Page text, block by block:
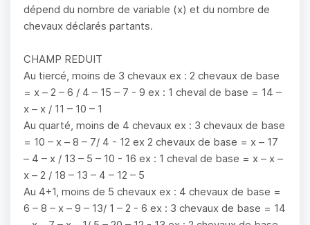
dépend du nombre de variable (x) et du nombre de
chevaux déclarés partants.
CHAMP REDUIT
Au tiercé, moins de 3 chevaux ex : 2 chevaux de base
= x – 2 – 6 / 4 – 15 – 7 - 9 ex : 1 cheval de base = 14 –
x – x / 11 – 10 – 1
Au quarté, moins de 4 chevaux ex : 3 chevaux de base
= 10 – x – 8 – 7/ 4 - 12 ex 2 chevaux de base = x – 17
– 4 – x / 13 – 5 – 10 - 16 ex : 1 cheval de base = x – x –
x – 2 / 18 – 13 – 4 – 12 – 5
Au 4+1, moins de 5 chevaux ex : 4 chevaux de base =
6 – 8 – x – 9 – 13/ 1 – 2 - 6 ex : 3 chevaux de base = 14